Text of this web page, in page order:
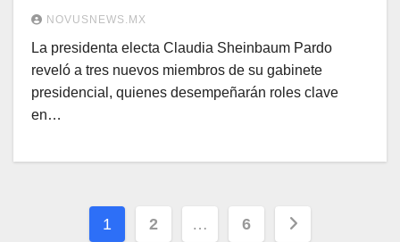
Turismo
NOVUSNEWS.MX
La presidenta electa Claudia Sheinbaum Pardo
reveló a tres nuevos miembros de su gabinete
presidencial, quienes desempeñarán roles clave
en…
Paginación
1 2 … 6